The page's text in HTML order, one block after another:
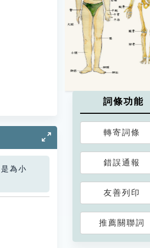
為小
詞條功能
轉寄詞條
錯誤通報
友善列印
推薦關聯詞